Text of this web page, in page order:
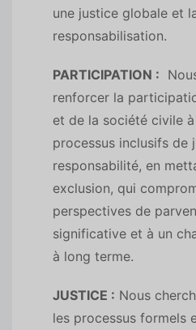
une justice globale et
responsabilisation.
PARTICIPATION :
renforcer la
et de la société civile
processus inclusifs de
responsabilité, en
exclusion, qui
perspectives de
significative et à un
à long terme.
JUSTICE : Nous
les processus formels